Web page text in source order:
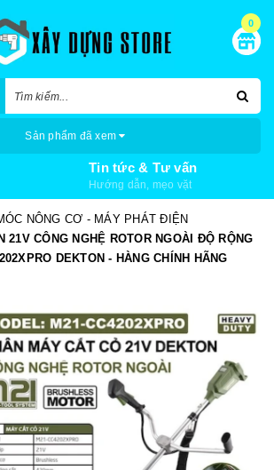
0
Sản phẩm đã xem
Tin tức & Tư vấn
Hướng dẫn, mẹo vặt
NÔNG CƠ - MÁY PHÁT ĐIỆN
21V CÔNG NGHỆ ROTOR NGOÀI ĐỘ RỘNG
DEKTON - HÀNG CHÍNH HÃNG